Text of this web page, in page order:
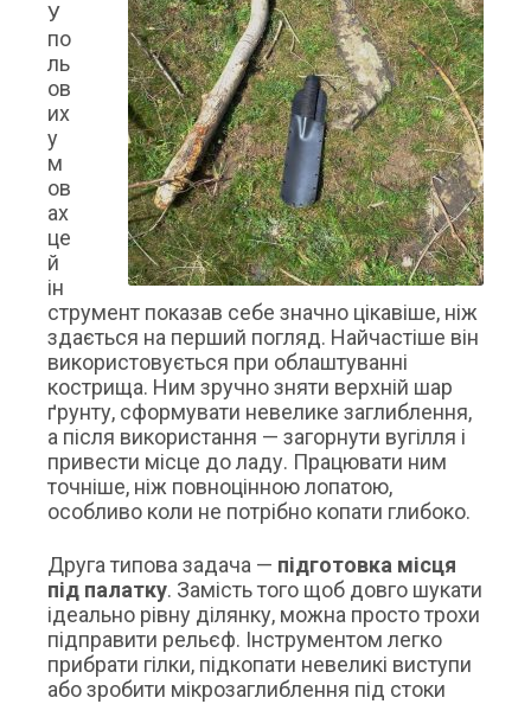
У
по
ль
ов
их
у
м
ов
ах
це
й
ін
струмент показав себе значно цікавіше, ніж
здається на перший погляд. Найчастіше він
використовується при облаштуванні
кострища. Ним зручно зняти верхній шар
ґрунту, сформувати невелике заглиблення,
а після використання — загорнути вугілля і
привести місце до ладу. Працювати ним
точніше, ніж повноцінною лопатою,
особливо коли не потрібно копати глибоко.
Друга типова задача — підготовка місця
під палатку. Замість того щоб довго шукати
ідеально рівну ділянку, можна просто трохи
підправити рельєф. Інструментом легко
прибрати гілки, підкопати невеликі виступи
або зробити мікрозаглиблення під стоки